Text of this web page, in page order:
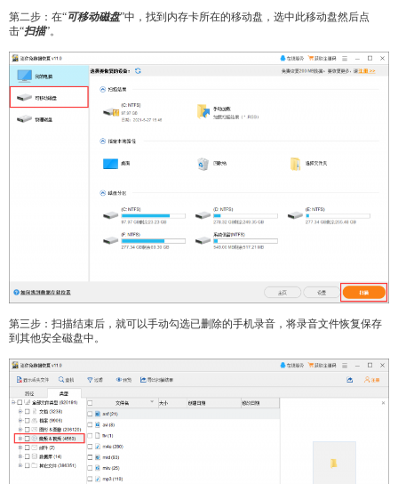
第二步：在“可移动磁盘”中，找到内存卡所在的移动盘，选中此移动盘然后点
击“扫描”。
第三步：扫描结束后，就可以手动勾选已删除的手机录音，将录音文件恢复保存
到其他安全磁盘中。